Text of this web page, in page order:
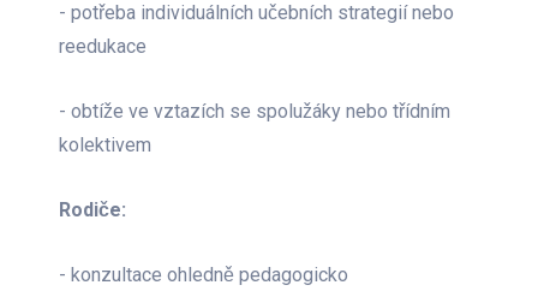
- potřeba individuálních učebních strategií nebo
reedukace
- obtíže ve vztazích se spolužáky nebo třídním
kolektivem
Rodiče:
- konzultace ohledně pedagogicko